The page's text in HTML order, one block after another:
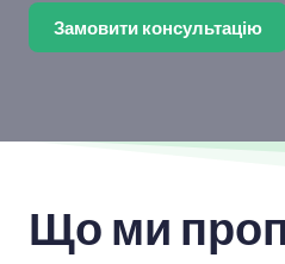
Замовити консультацію
Що ми